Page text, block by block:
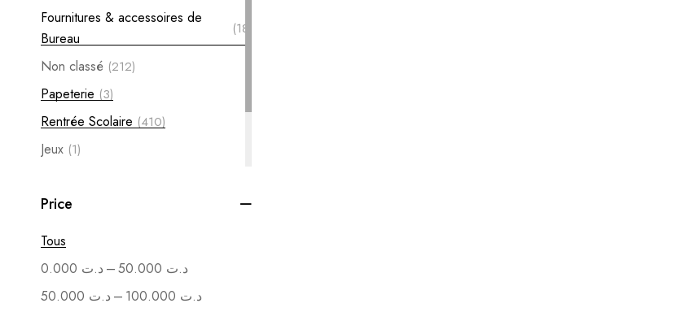
Fournitures & accessoires de
Bureau
(18)
Non classé (212)
Papeterie (3)
Rentrée Scolaire (410)
Jeux (1)
Soutenance
Vente en Gros
Price
Tous
د.ت – د.ت
د.ت – د.ت